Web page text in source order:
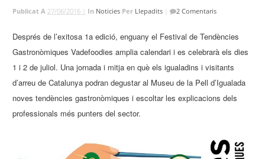
Publicat A 27/06/2016 | In Noticies Per Llepadits 2 Comentaris
Després de l’exitosa 1a edició, enguany el Festival de Tendències
Gastronòmiques Vadefoodies amplia calendari i es celebrarà els dies
1 i 2 de juliol. Una jornada i mitja en què els igualadins i visitants
d’arreu de Catalunya podran degustar al Museu de la Pell d’Igualada
noves tendències gastronòmiques i escoltar les explicacions dels
professionals més punters del sector.